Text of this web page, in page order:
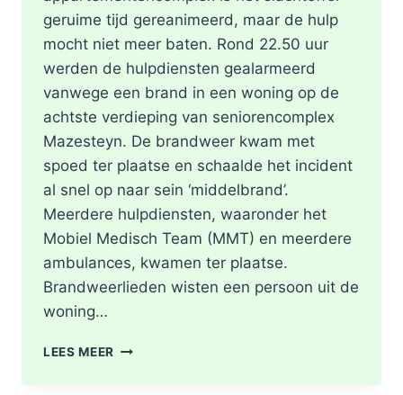
geruime tijd gereanimeerd, maar de hulp
mocht niet meer baten. Rond 22.50 uur
werden de hulpdiensten gealarmeerd
vanwege een brand in een woning op de
achtste verdieping van seniorencomplex
Mazesteyn. De brandweer kwam met
spoed ter plaatse en schaalde het incident
al snel op naar sein ‘middelbrand’.
Meerdere hulpdiensten, waaronder het
Mobiel Medisch Team (MMT) en meerdere
ambulances, kwamen ter plaatse.
Brandweerlieden wisten een persoon uit de
woning…
LEES MEER DODE